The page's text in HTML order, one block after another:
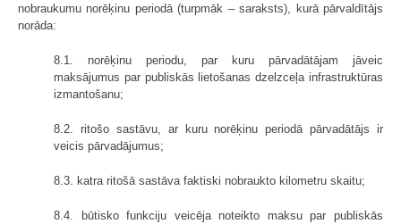
nobraukumu norēķinu periodā (turpmāk – saraksts), kurā pārvaldītājs
norāda:
8.1. norēķinu periodu, par kuru pārvadātājam jāveic
maksājumus par publiskās lietošanas dzelzceļa infrastruktūras
izmantošanu;
8.2. ritošo sastāvu, ar kuru norēķinu periodā pārvadātājs ir
veicis pārvadājumus;
8.3. katra ritošā sastāva faktiski nobraukto kilometru skaitu;
8.4. būtisko funkciju veicēja noteikto maksu par publiskās